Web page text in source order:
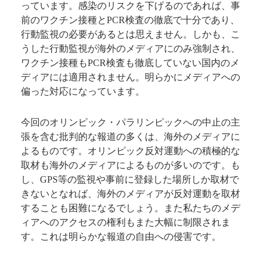
っています。感染のリスクを下げるのであれば、事
前のワクチン接種とPCR検査の徹底で十分であり、
行動監視の必要があるとは思えません。しかも、こ
うした行動監視が海外のメディアにのみ強制され、
ワクチン接種もPCR検査も徹底していない国内のメ
ディアには適用されません。明らかにメディアへの
偏った対応になっています。
今回のオリンピック・パラリンピックへの中止の主
張を含む批判的な報道の多くは、海外のメディアに
よるものです。オリンピック反対運動への積極的な
取材も海外のメディアによるものが多いのです。も
し、GPS等の監視や事前に登録した場所しか取材で
きないとなれば、海外のメディアが反対運動を取材
することも困難になるでしょう。また私たちのメデ
ィアへのアクセスの権利もまた大幅に制限されま
す。これは明らかな報道の自由への侵害です。